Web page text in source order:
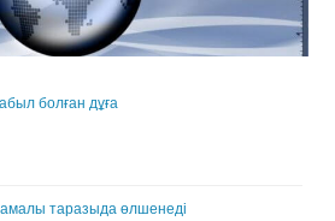
болған дұға
таразыда өлшенеді